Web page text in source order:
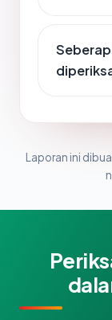
Laporan ini